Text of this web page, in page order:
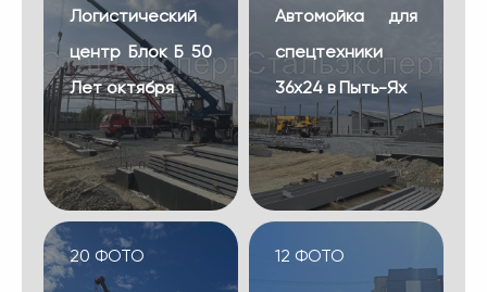
Логистический
центр Блок Б 50
Лет октября
Автомойка для
спецтехники
36х24 в Пыть-Ях
20 ФОТО 12 ФОТО